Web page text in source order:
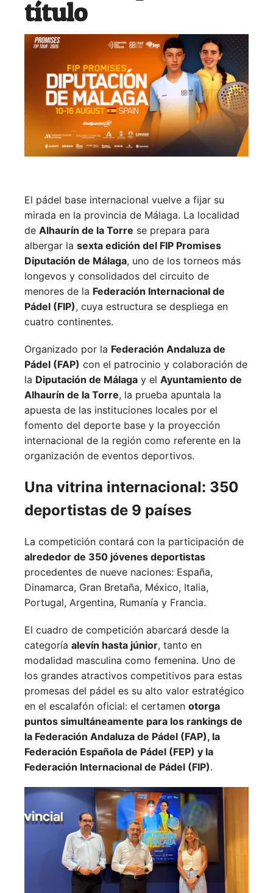
título
El pádel base internacional vuelve a fijar su
mirada en la provincia de Málaga. La localidad
de Alhaurín de la Torre se prepara para
albergar la sexta edición del FIP Promises
Diputación de Málaga, uno de los torneos más
longevos y consolidados del circuito de
menores de la Federación Internacional de
Pádel (FIP), cuya estructura se despliega en
cuatro continentes.
Organizado por la Federación Andaluza de
Pádel (FAP) con el patrocinio y colaboración de
la Diputación de Málaga y el Ayuntamiento de
Alhaurín de la Torre, la prueba apuntala la
apuesta de las instituciones locales por el
fomento del deporte base y la proyección
internacional de la región como referente en la
organización de eventos deportivos.
Una vitrina internacional: 350
deportistas de 9 países
La competición contará con la participación de
alrededor de 350 jóvenes deportistas
procedentes de nueve naciones: España,
Dinamarca, Gran Bretaña, México, Italia,
Portugal, Argentina, Rumanía y Francia.
El cuadro de competición abarcará desde la
categoría alevín hasta júnior, tanto en
modalidad masculina como femenina. Uno de
los grandes atractivos competitivos para estas
promesas del pádel es su alto valor estratégico
en el escalafón oficial: el certamen otorga
puntos simultáneamente para los rankings de
la Federación Andaluza de Pádel (FAP), la
Federación Española de Pádel (FEP) y la
Federación Internacional de Pádel (FIP).